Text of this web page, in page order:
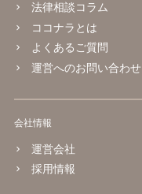
法律相談コラム
ココナラとは
よくあるご質問
運営へのお問い合わせ
会社情報
運営会社
採用情報